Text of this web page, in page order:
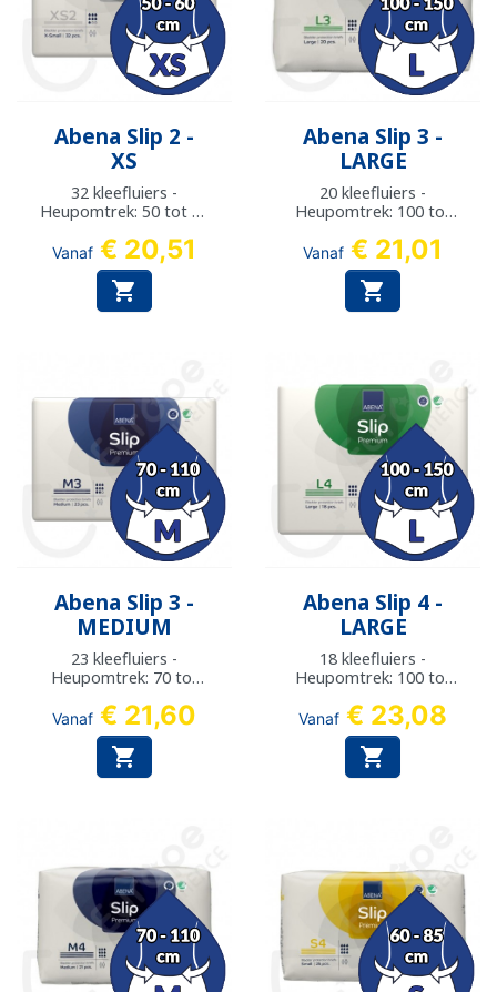
Abena Slip 2 -
XS
32 kleefluiers -
Heupomtrek: 50 tot 60
Vanaf € 20,51

Abena Slip 3 -
LARGE
20 kleefluiers -
Heupomtrek: 100 tot
Vanaf € 21,01

Abena Slip 3 -
MEDIUM
23 kleefluiers -
Heupomtrek: 70 tot
Vanaf € 21,60

Abena Slip 4 -
LARGE
18 kleefluiers -
Heupomtrek: 100 tot
Vanaf € 23,08
